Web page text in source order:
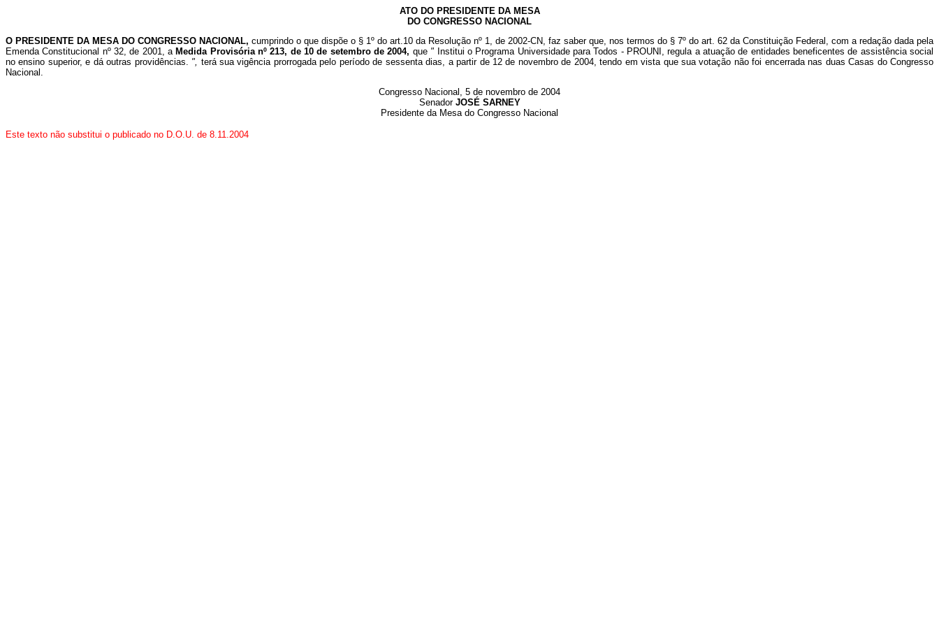
ATO DO PRESIDENTE DA MESA
DO CONGRESSO NACIONAL
O PRESIDENTE DA MESA DO CONGRESSO NACIONAL, cumprindo o que dispõe o § 1º do art.10 da Resolução nº 1, de 2002-CN, faz saber que, nos termos do § 7º do art. 62 da Constituição Federal, com a redação dada pela
Emenda Constitucional nº 32, de 2001, a Medida Provisória nº 213, de 10 de setembro de 2004, que " Institui o Programa Universidade para Todos - PROUNI, regula a atuação de entidades beneficentes de assistência social
no ensino superior, e dá outras providências. ", terá sua vigência prorrogada pelo período de sessenta dias, a partir de 12 de novembro de 2004, tendo em vista que sua votação não foi encerrada nas duas Casas do Congresso
Nacional.
Congresso Nacional, 5 de novembro de 2004
Senador JOSÉ SARNEY
Presidente da Mesa do Congresso Nacional
Este texto não substitui o publicado no D.O.U. de 8.11.2004